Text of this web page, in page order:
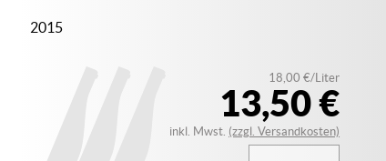
2015
13,50 €
18,00 €/Liter
inkl. Mwst. (zzgl. Versandkosten)